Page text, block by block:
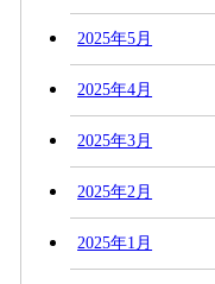
2025年5月
2025年4月
2025年3月
2025年2月
2025年1月